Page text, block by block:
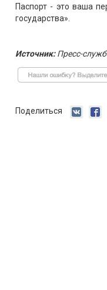
Паспорт - это ваша
государства».
Источник:Пресс-
Поделиться